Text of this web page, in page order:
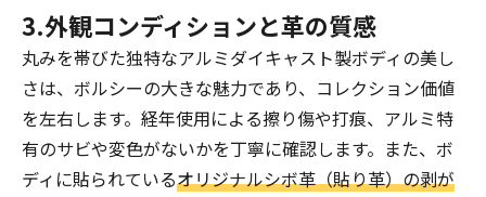
3.外観コンディションと革の質感
丸みを帯びた独特なアルミダイキャスト製ボディの美し
さは、ボルシーの大きな魅力であり、コレクション価値
を左右します。経年使用による擦り傷や打痕、アルミ特
有のサビや変色がないかを丁寧に確認します。また、ボ
ディに貼られているオリジナルシボ革（貼り革）の剥が